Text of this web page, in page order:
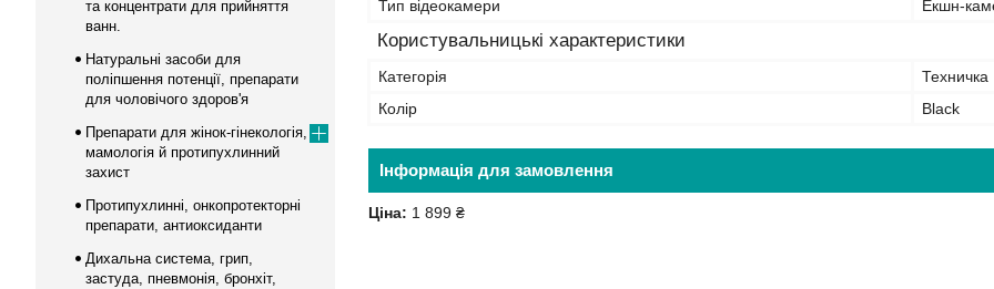
Тип відеокамери
Екшн-
Користувальницькі характеристики
Категорія
Техничка
Колір
Black
Інформація для замовлення
Ціна: 1 899 ₴
та концентрати для прийняття
ванн.
Натуральні засоби для
поліпшення потенції, препарати
для чоловічого здоров'я
Препарати для жінок-гінекологія,
мамологія й протипухлинний
захист
Протипухлинні, онкопротекторні
препарати, антиоксиданти
Дихальна система, грип,
застуда, пневмонія, бронхіт,